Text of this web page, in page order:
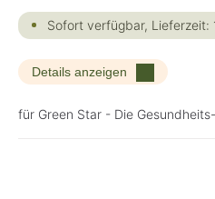
Sofort verfügbar, Lieferzeit:
Details anzeigen
für Green Star - Die